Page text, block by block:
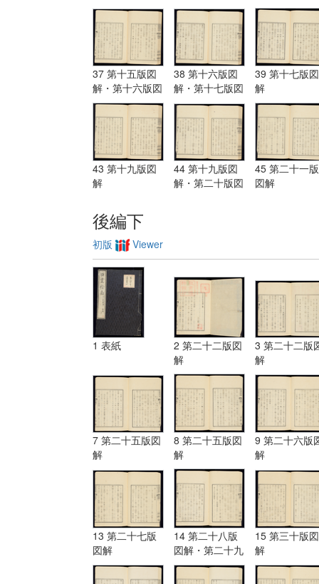
解・第十三版図
解
解
解
37 第十五版図
解・第十六版図
解
38 第十六版図
解・第十七版図
解
39 第十七版図
解
43 第十九版図
解
44 第十九版図
解・第二十版図
45 第二十一版
図解
後編下
初版 Viewer
1 表紙
2 第二十二版図
解
3 第二十二版
解
7 第二十五版図
解
8 第二十五版図
解
9 第二十六版
解
13 第二十七版
図解
14 第二十八版
図解・第二十九
版図解
15 第三十版図
解